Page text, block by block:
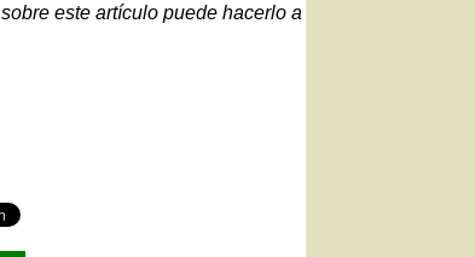
este artículo puede hacerlo a